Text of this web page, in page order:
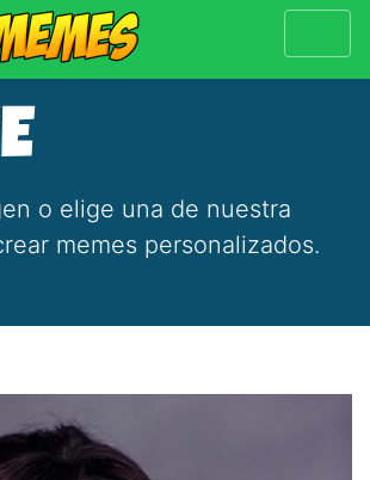
o elige una de nuestra
memes personalizados.